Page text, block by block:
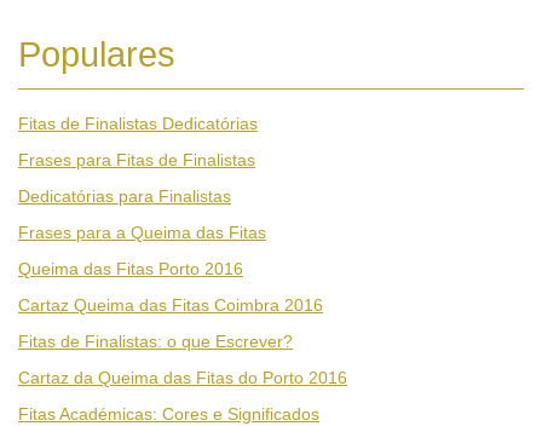
Populares
Fitas de Finalistas Dedicatórias
Frases para Fitas de Finalistas
Dedicatórias para Finalistas
Frases para a Queima das Fitas
Queima das Fitas Porto 2016
Cartaz Queima das Fitas Coimbra 2016
Fitas de Finalistas: o que Escrever?
Cartaz da Queima das Fitas do Porto 2016
Fitas Académicas: Cores e Significados